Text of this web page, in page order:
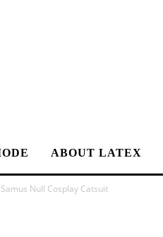
ABOUT LATEX
Samus Null Cosplay Catsuit